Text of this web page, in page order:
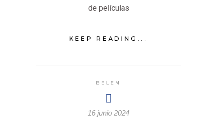
de películas
KEEP READING...
BELEN
16 junio 2024